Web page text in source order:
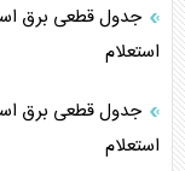
استعلام
استعلام